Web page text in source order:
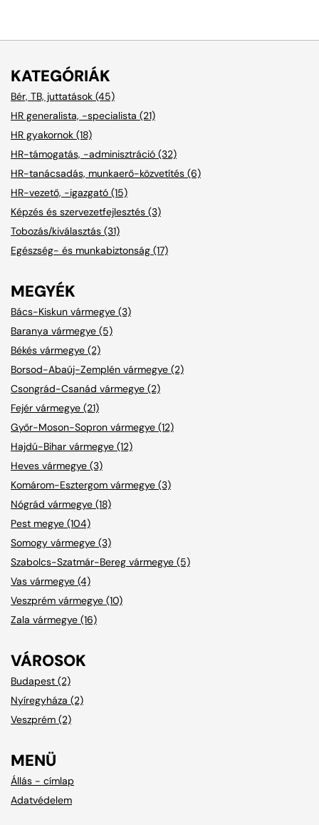
KATEGÓRIÁK
Bér, TB, juttatások (45)
HR generalista, -specialista (21)
HR gyakornok (18)
HR-támogatás, -adminisztráció (32)
HR-tanácsadás, munkaerő-közvetítés (6)
HR-vezető, -igazgató (15)
Képzés és szervezetfejlesztés (3)
Tobozás/kiválasztás (31)
Egészség- és munkabiztonság (17)
MEGYÉK
Bács-Kiskun vármegye (3)
Baranya vármegye (5)
Békés vármegye (2)
Borsod-Abaúj-Zemplén vármegye (2)
Csongrád-Csanád vármegye (2)
Fejér vármegye (21)
Győr-Moson-Sopron vármegye (12)
Hajdú-Bihar vármegye (12)
Heves vármegye (3)
Komárom-Esztergom vármegye (3)
Nógrád vármegye (18)
Pest megye (104)
Somogy vármegye (3)
Szabolcs-Szatmár-Bereg vármegye (5)
Vas vármegye (4)
Veszprém vármegye (10)
Zala vármegye (16)
VÁROSOK
Budapest (2)
Nyíregyháza (2)
Veszprém (2)
MENÜ
Állás - címlap
Adatvédelem